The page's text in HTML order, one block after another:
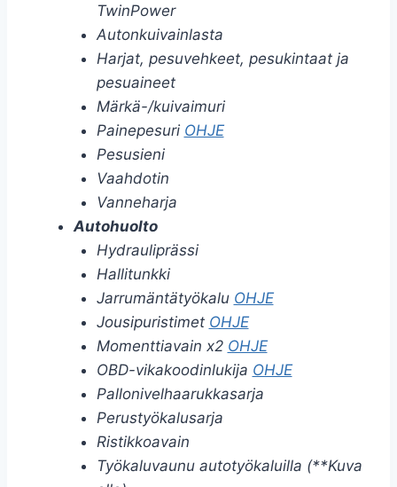
TwinPower
Autonkuivainlasta
Harjat, pesuvehkeet, pesukintaat ja
pesuaineet
Märkä-/kuivaimuri
Painepesuri OHJE
Pesusieni
Vaahdotin
Vanneharja
Autohuolto
Hydrauliprässi
Hallitunkki
Jarrumäntätyökalu OHJE
Jousipuristimet OHJE
Momenttiavain x2 OHJE
OBD-vikakoodinlukija OHJE
Pallonivelhaarukkasarja
Perustyökalusarja
Ristikkoavain
Työkaluvaunu autotyökaluilla (**Kuva